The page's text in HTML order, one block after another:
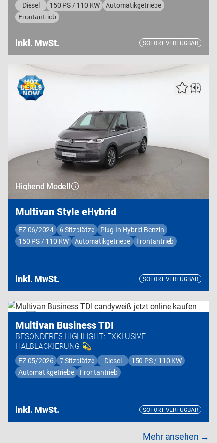
Diesel
150 PS / 110 KW
Automatikgetriebe
Frontantrieb
inkl. MwSt. SOFORT VERFÜGBAR
Highend Modell
Multivan Style eHybrid
EZ 06/2024 6 Sitzplätze
Plug In Hybrid Benzin
150 PS / 110 KW
Automatikgetriebe Frontantrieb
inkl. MwSt. SOFORT VERFÜGBAR
Premium Modell
Multivan Business TDI
BESONDERES HIGHLIGHT: EXKLUSIVE
HALBLACKIERUNG 💫
EZ 05/2026 7 Sitzplätze Diesel
150 PS / 110 KW
Automatikgetriebe
Frontantrieb
inkl. MwSt. SOFORT VERFÜGBAR
Mehr ansehen →